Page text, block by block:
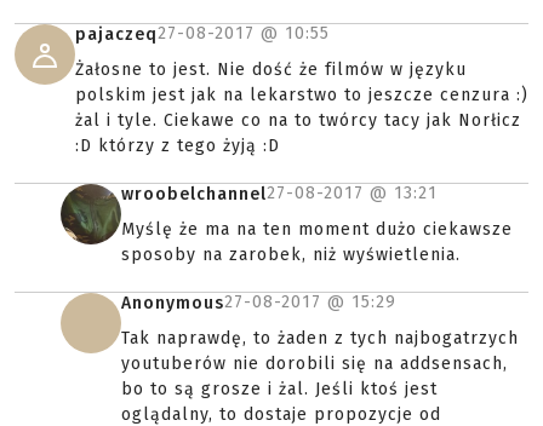
pajaczeq27-08-2017 @ 10:55
Żałosne to jest. Nie dość że filmów w języku
polskim jest jak na lekarstwo to jeszcze cenzura :)
żal i tyle. Ciekawe co na to twórcy tacy jak Norłicz
:D którzy z tego żyją :D
wroobelchannel27-08-2017 @ 13:21
Myślę że ma na ten moment dużo ciekawsze
sposoby na zarobek, niż wyświetlenia.
Anonymous27-08-2017 @ 15:29
Tak naprawdę, to żaden z tych najbogatrzych
youtuberów nie dorobili się na addsensach,
bo to są grosze i żal. Jeśli ktoś jest
oglądalny, to dostaje propozycje od